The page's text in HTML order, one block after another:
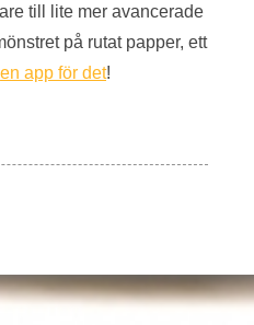
till lite mer avancerade
på rutat papper, ett
en app för det!